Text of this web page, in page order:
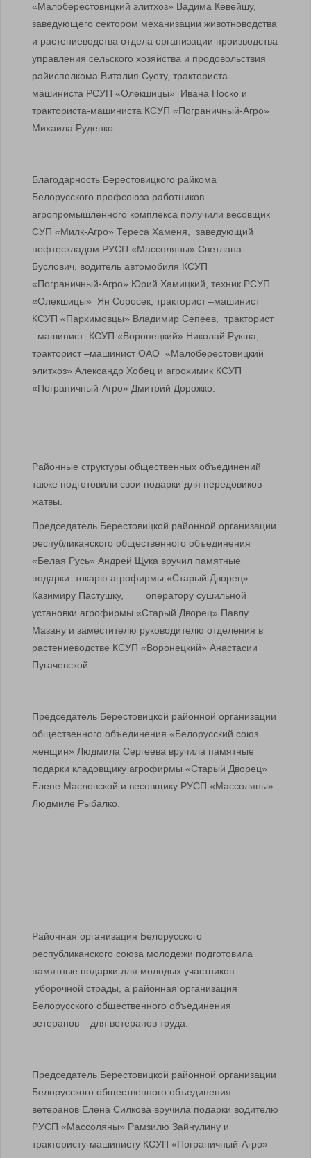
«Малоберестовицкий элитхоз» Вадима Кевейшу,
заведующего сектором механизации животноводства
и растениеводства отдела организации производства
управления сельского хозяйства и продовольствия
райисполкома Виталия Суету, тракториста-
машиниста РСУП «Олекшицы» Ивана Носко и
тракториста-машиниста КСУП «Пограничный-Агро»
Михаила Руденко.
Благодарность Берестовицкого райкома
Белорусского профсоюза работников
агропромышленного комплекса получили весовщик
СУП «Милк-Агро» Тереса Хаменя, заведующий
нефтескладом РУСП «Массоляны» Светлана
Буслович, водитель автомобиля КСУП
«Пограничный-Агро» Юрий Хамицкий, техник РСУП
«Олекшицы» Ян Соросек, тракторист –машинист
КСУП «Пархимовцы» Владимир Сепеев, тракторист
–машинист КСУП «Воронецкий» Николай Рукша,
тракторист –машинист ОАО «Малоберестовицкий
элитхоз» Александр Хобец и агрохимик КСУП
«Пограничный-Агро» Дмитрий Дорожко.
Районные структуры общественных объединений
также подготовили свои подарки для передовиков
жатвы.
Председатель Берестовицкой районной организации
республиканского общественного объединения
«Белая Русь» Андрей Щука вручил памятные
подарки токарю агрофирмы «Старый Дворец»
Казимиру Пастушку, оператору сушильной
установки агрофирмы «Старый Дворец» Павлу
Мазану и заместителю руководителю отделения в
растениеводстве КСУП «Воронецкий» Анастасии
Пугачевской.
Председатель Берестовицкой районной организации
общественного объединения «Белорусский союз
женщин» Людмила Сергеева вручила памятные
подарки кладовщику агрофирмы «Старый Дворец»
Елене Масловской и весовщику РУСП «Массоляны»
Людмиле Рыбалко.
Районная организация Белорусского
республиканского союза молодежи подготовила
памятные подарки для молодых участников
уборочной страды, а районная организация
Белорусского общественного объединения
ветеранов – для ветеранов труда.
Председатель Берестовицкой районной организации
Белорусского общественного объединения
ветеранов Елена Силкова вручила подарки водителю
РУСП «Массоляны» Рамзилю Зайнулину и
трактористу-машинисту КСУП «Пограничный-Агро»